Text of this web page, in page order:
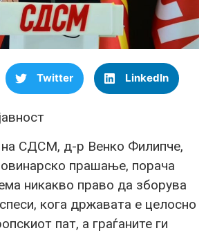
Twitter LinkedIn
на СДСМ, д-р Венко Филипче,
прашање, порача
никакво право да зборува
кога државата е целосно
пат, а граѓаните ги